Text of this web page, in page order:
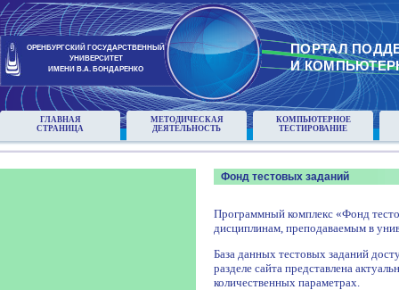
ОРЕНБУРГСКИЙ ГОСУДАРСТВЕННЫЙ
УНИВЕРСИТЕТ
ИМЕНИ В.А. БОНДАРЕНКО
ПОРТАЛ
И
ГЛАВНАЯ
СТРАНИЦА
МЕТОДИЧЕСКАЯ
ДЕЯТЕЛЬНОСТЬ
КОМПЬЮТЕРНОЕ
ТЕСТИРОВАНИЕ
Фонд тестовых заданий
Программный комплекс «Фонд
дисциплинам, преподаваемым в
База данных тестовых заданий
разделе сайта представлена
количественных параметрах.